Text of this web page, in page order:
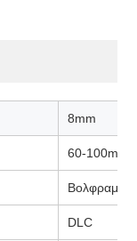
8mm
60-100mm
Βολφραμός
DLC